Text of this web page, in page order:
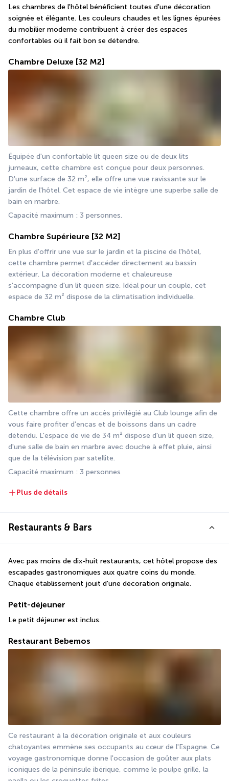
Les chambres de l'hôtel bénéficient toutes d'une décoration
soignée et élégante. Les couleurs chaudes et les lignes épurées
du mobilier moderne contribuent à créer des espaces
confortables où il fait bon se détendre.
Chambre Deluxe [32 M2]
Équipée d'un confortable lit queen size ou de deux lits
jumeaux, cette chambre est conçue pour deux personnes.
D'une surface de 32 m², elle offre une vue ravissante sur le
jardin de l'hôtel. Cet espace de vie intègre une superbe salle de
bain en marbre.
Capacité maximum : 3 personnes.
Chambre Supérieure [32 M2]
En plus d'offrir une vue sur le jardin et la piscine de l'hôtel,
cette chambre permet d'accéder directement au bassin
extérieur. La décoration moderne et chaleureuse
s'accompagne d'un lit queen size. Idéal pour un couple, cet
espace de 32 m² dispose de la climatisation individuelle.
Chambre Club
Cette chambre offre un accès privilégié au Club lounge afin de
vous faire profiter d'encas et de boissons dans un cadre
détendu. L'espace de vie de 34 m² dispose d'un lit queen size,
d'une salle de bain en marbre avec douche à effet pluie, ainsi
que de la télévision par satellite.
Capacité maximum : 3 personnes
Plus de détails
Restaurants & Bars
Avec pas moins de dix-huit restaurants, cet hôtel propose des
escapades gastronomiques aux quatre coins du monde.
Chaque établissement jouit d'une décoration originale.
Petit-déjeuner
Le petit déjeuner est inclus.
Restaurant Bebemos
Ce restaurant à la décoration originale et aux couleurs
chatoyantes emmène ses occupants au cœur de l'Espagne. Ce
voyage gastronomique donne l'occasion de goûter aux plats
iconiques de la péninsule ibérique, comme le poulpe grillé, la